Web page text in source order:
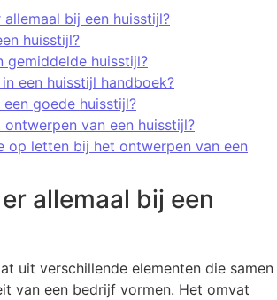
bij een huisstijl?
huisstijl?
gemiddelde huisstijl?
een huisstijl handboek?
goede huisstijl?
van een huisstijl?
op letten bij het ontwerpen van een
allemaal bij een
uit verschillende elementen die samen
van een bedrijf vormen. Het omvat